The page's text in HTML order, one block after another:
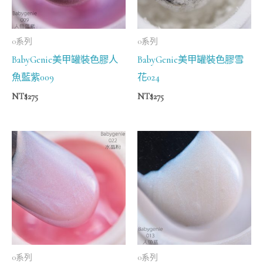
0系列
BabyGenie美甲罐裝色膠人
魚藍紫009
NT$275
0系列
BabyGenie美甲罐裝色膠雪
花024
NT$275
0系列 0系列